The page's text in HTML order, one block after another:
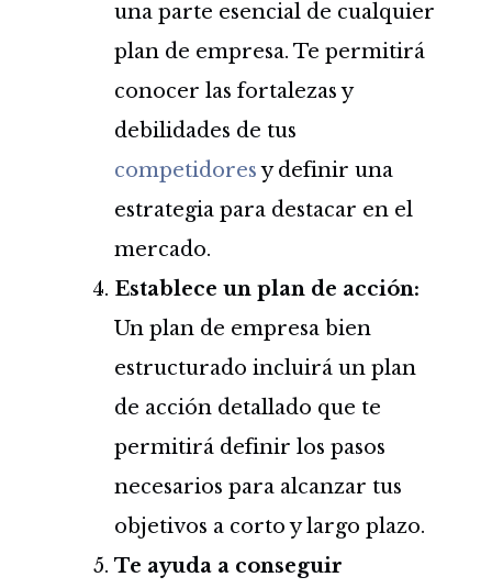
una parte esencial de cualquier
plan de empresa. Te permitirá
conocer las fortalezas y
debilidades de tus
competidoresy definir una
estrategia para destacar en el
mercado.
Establece un plan de acción:
Un plan de empresa bien
estructurado incluirá un plan
de acción detallado que te
permitirá definir los pasos
necesarios para alcanzar tus
objetivos a corto y largo plazo.
Te ayuda a conseguir